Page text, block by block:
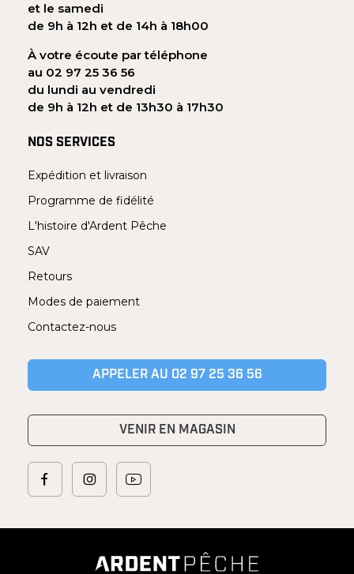
et le samedi
de 9h à 12h et de 14h à 18h00
À votre écoute par téléphone
au 02 97 25 36 56
du lundi au vendredi
de 9h à 12h et de 13h30 à 17h30
NOS SERVICES
Expédition et livraison
Programme de fidélité
L'histoire d'Ardent Pêche
SAV
Retours
Modes de paiement
Contactez-nous
APPELER AU 02 97 25 36 56
VENIR EN MAGASIN